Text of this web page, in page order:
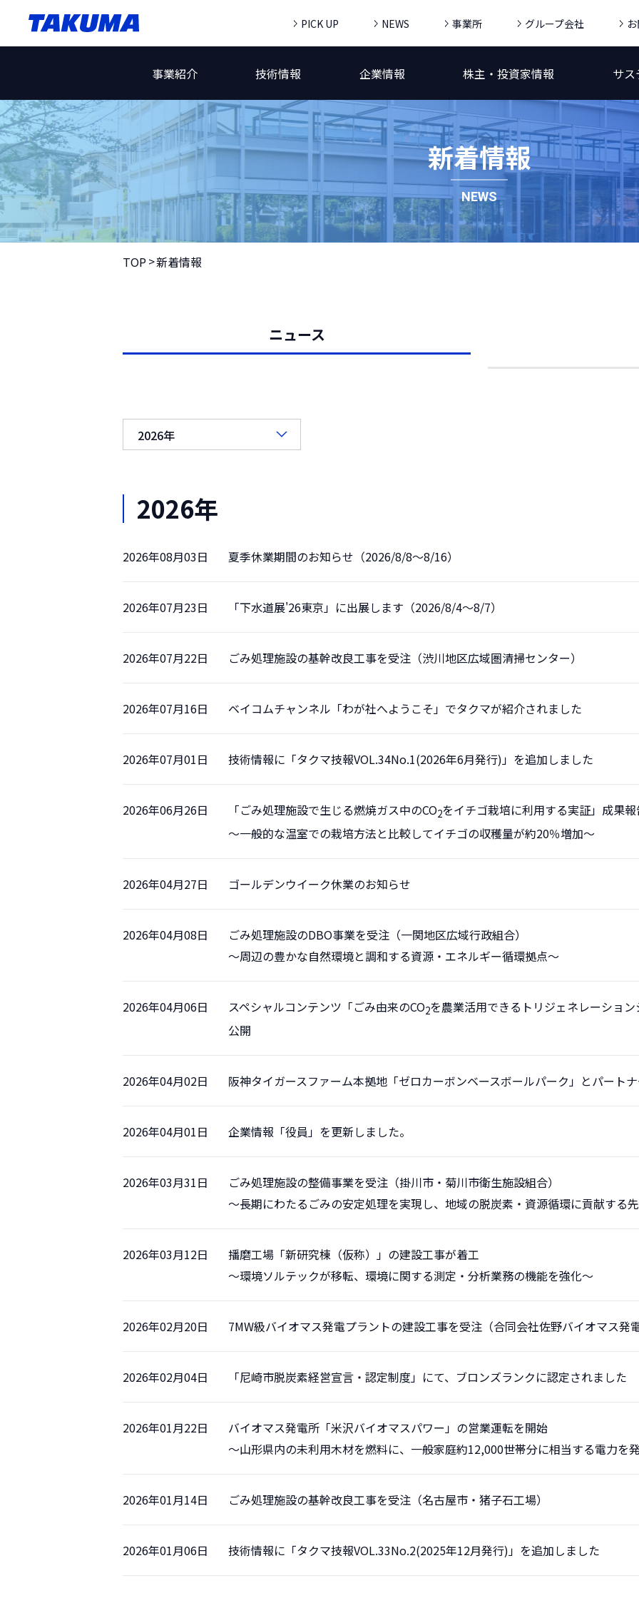
PICK UP NEWS 事業所 グループ会社
事業紹介 技術情報 企業情報 株主・投資家情報 サ
新着情報
NEWS
TOP 新着情報
ニュース
2026年
2026年08月03日 夏季休業期間のお知らせ（2026/8/8～8/16）
2026年07月23日 「下水道展'26東京」に出展します（2026/8/4～8/7）
2026年07月22日 ごみ処理施設の基幹改良工事を受注（渋川地区広域圏清掃センター）
2026年07月16日 ベイコムチャンネル「わが社へようこそ」でタクマが紹介されました
2026年07月01日 技術情報に「タクマ技報VOL.34No.1(2026年6月発行)」を追加しました
2026年06月26日 「ごみ処理施設で生じる燃焼ガス中のCO2をイチゴ栽培に利用する実証」成果
～一般的な温室での栽培方法と比較してイチゴの収穫量が約20％増加～
2026年04月27日 ゴールデンウイーク休業のお知らせ
2026年04月08日
ごみ処理施設のDBO事業を受注（一関地区広域行政組合）
～周辺の豊かな自然環境と調和する資源・エネルギー循環拠点～
2026年04月06日 スペシャルコンテンツ「ごみ由来のCO2を農業活用できるトリジェネレーショ
公開
2026年04月02日 阪神タイガースファーム本拠地「ゼロカーボンベースボールパーク」とパート
2026年04月01日 企業情報「役員」を更新しました。
2026年03月31日
ごみ処理施設の整備事業を受注（掛川市・菊川市衛生施設組合）
～長期にわたるごみの安定処理を実現し、地域の脱炭素・資源循環に貢献する
2026年03月12日
播磨工場「新研究棟（仮称）」の建設工事が着工
～環境ソルテックが移転、環境に関する測定・分析業務の機能を強化～
2026年02月20日 7MW級バイオマス発電プラントの建設工事を受注（合同会社佐野バイオマス発
2026年02月04日 「尼崎市脱炭素経営宣言・認定制度」にて、ブロンズランクに認定されました
2026年01月22日
バイオマス発電所「米沢バイオマスパワー」の営業運転を開始
～山形県内の未利用木材を燃料に、一般家庭約12,000世帯分に相当する電力を
2026年01月14日 ごみ処理施設の基幹改良工事を受注（名古屋市・猪子石工場）
2026年01月06日 技術情報に「タクマ技報VOL.33No.2(2025年12月発行)」を追加しました